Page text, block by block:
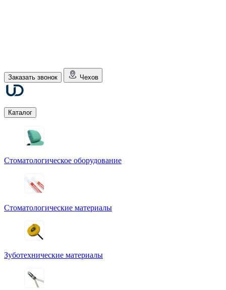
Заказать звонок Чехов
Каталог
Стоматологическое оборудование
Стоматологические материалы
Зуботехнические материалы